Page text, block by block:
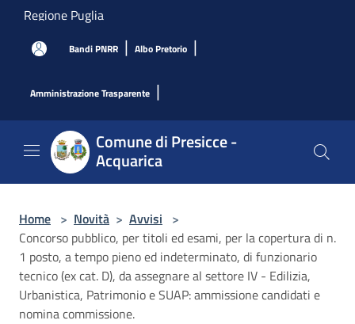
Salta al contenuto principale
Regione Puglia
Bandi PNRR | Albo Pretorio |
Amministrazione Trasparente |
Comune di Presicce -
Acquarica
Home > Novità > Avvisi >
Concorso pubblico, per titoli ed esami, per la copertura di n.
1 posto, a tempo pieno ed indeterminato, di funzionario
tecnico (ex cat. D), da assegnare al settore IV - Edilizia,
Urbanistica, Patrimonio e SUAP: ammissione candidati e
nomina commissione.